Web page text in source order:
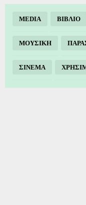
MEDIA ΒΙΒΛΙΟ
ΜΟΥΣΙΚΗ
ΣΙΝΕΜΑ